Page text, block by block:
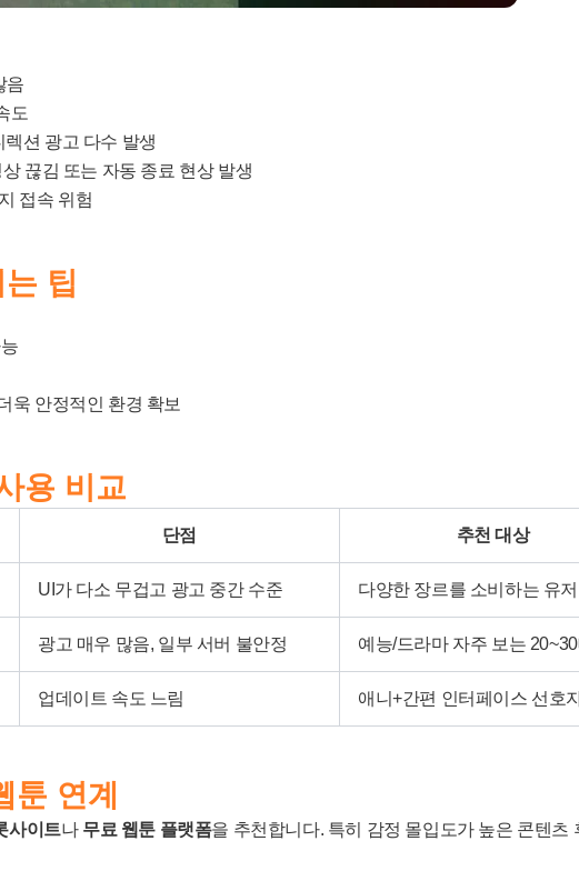
음
도
션 광고 다수 발생
끊김 또는 자동 종료 현상 발생
접속 위험
팁
욱 안정적인 환경 확보
용 비교
단점 추천 대상
UI가 다소 무겁고 광고 중간 수준 다양한 장르를 소비하는 유저
광고 매우 많음, 일부 서버 불안정 예능/드라마 자주 보는 20~30
업데이트 속도 느림 애니+간편 인터페이스 선호
툰 연계
사이트나 무료 웹툰 플랫폼을 추천합니다. 특히 감정 몰입도가 높은 콘텐츠